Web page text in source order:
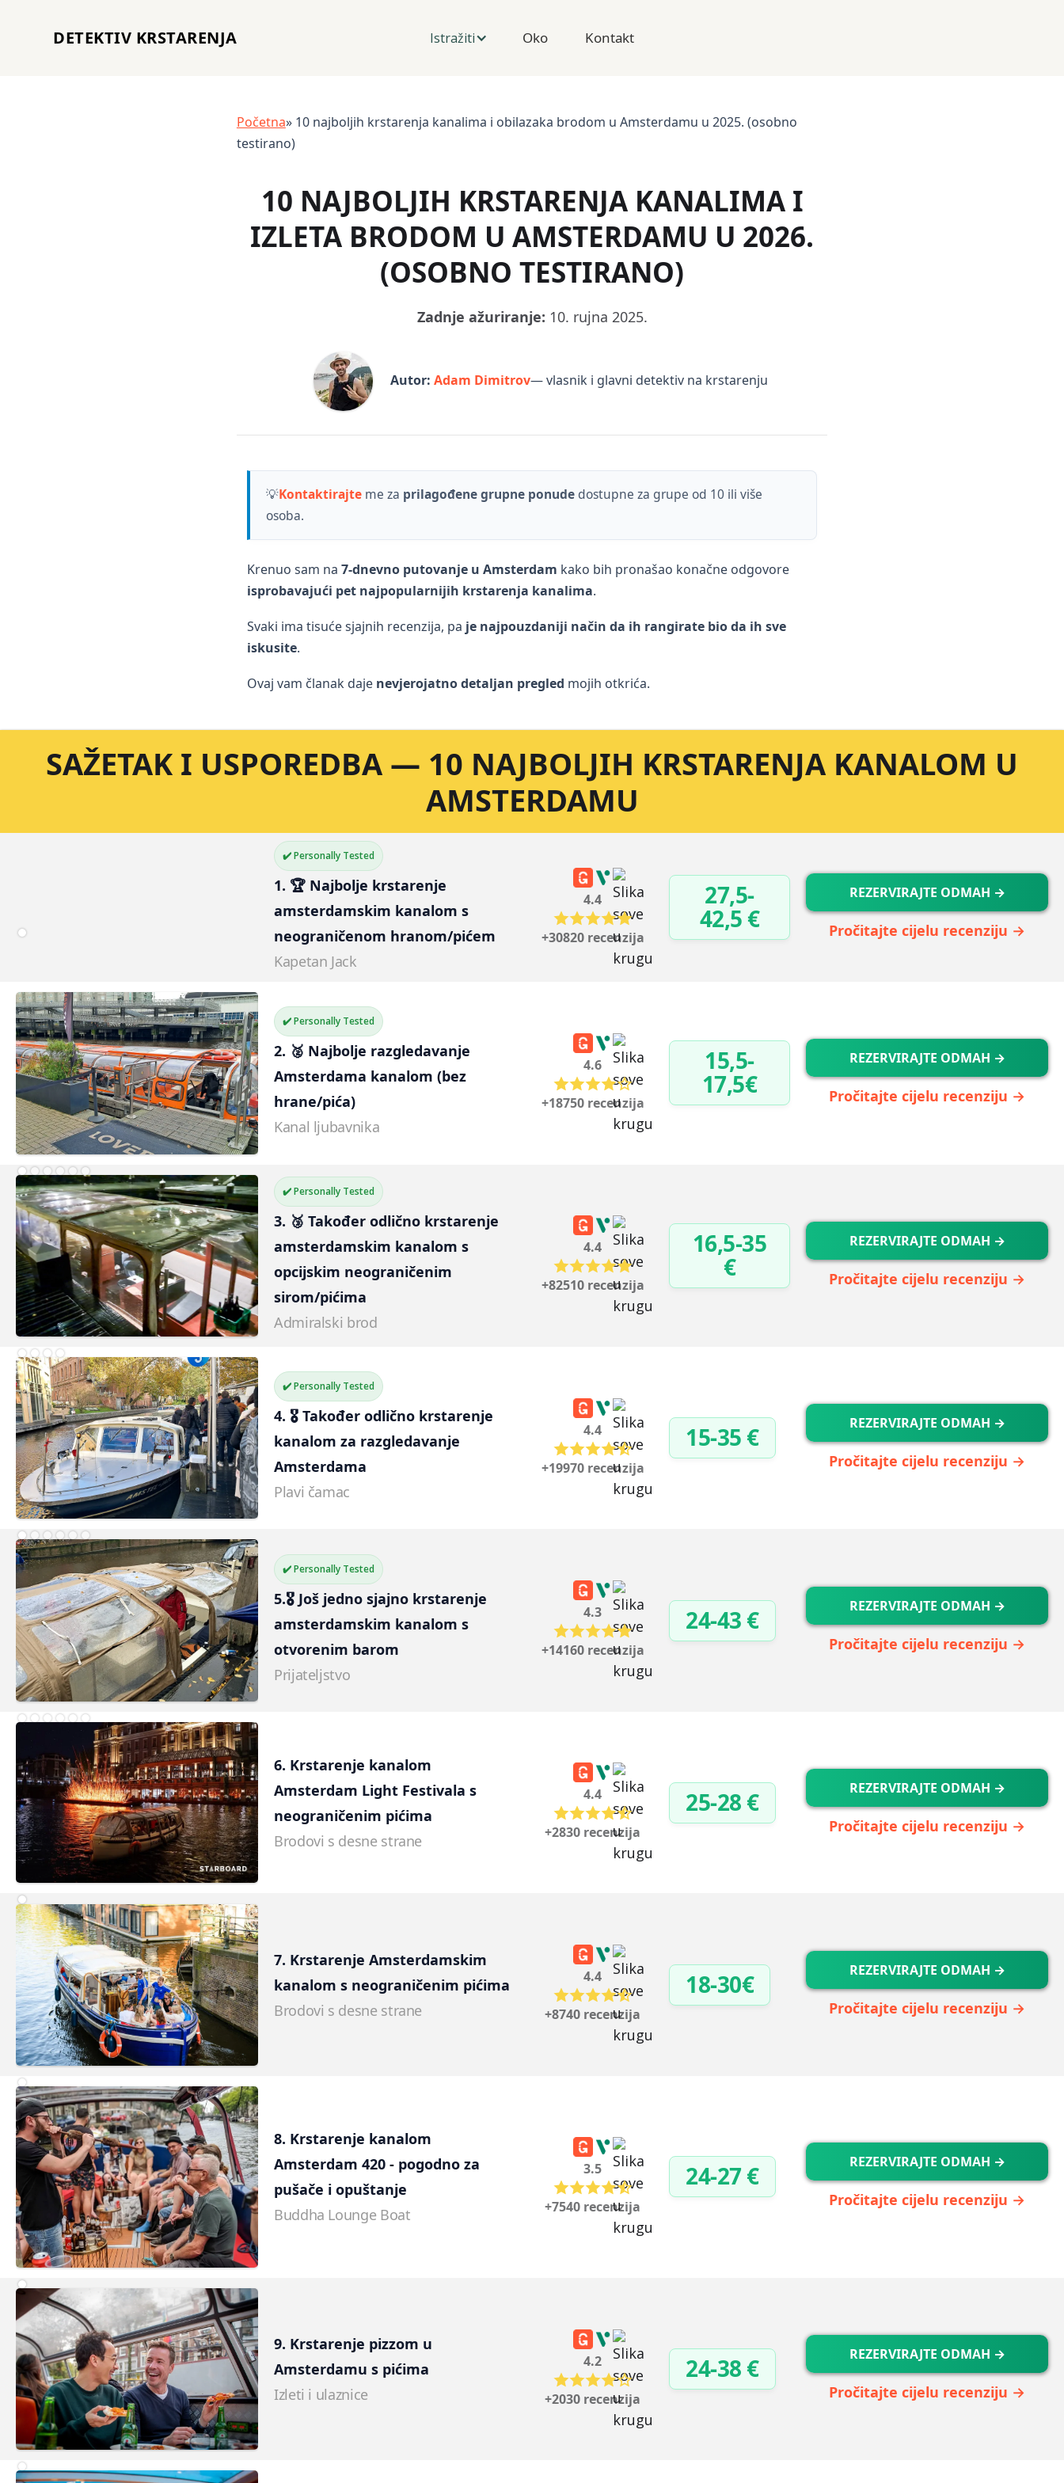
DETEKTIV KRSTARENJA Istražiti Oko Kontakt
Početna» 10 najboljih krstarenja kanalima i obilazaka brodom u Amsterdamu u 2025. (osobno
testirano)
10 NAJBOLJIH KRSTARENJA KANALIMA I
IZLETA BRODOM U AMSTERDAMU U 2026.
(OSOBNO TESTIRANO)
Zadnje ažuriranje: 10. rujna 2025.
Autor: Adam Dimitrov— vlasnik i glavni detektiv na krstarenju
💡Kontaktirajte me za prilagođene grupne ponude dostupne za grupe od 10 ili više
osoba.
Krenuo sam na7-dnevno putovanje u Amsterdam kako bih pronašao konačne odgovore
isprobavajući pet najpopularnijih krstarenja kanalima.
Svaki ima tisuće sjajnih recenzija, pa je najpouzdaniji način da ih rangirate bio da ih sve
iskusite.
Ovaj vam članak daje nevjerojatno detaljan pregled mojih otkrića.
SAŽETAK I USPOREDBA — 10 NAJBOLJIH KRSTARENJA KANALOM U
AMSTERDAMU
✔️ Personally Tested
1. 🏆 Najbolje krstarenje
amsterdamskim kanalom s
neograničenom hranom/pićem
Kapetan Jack
4.4
+30820 recenzija
27,5-
42,5 €
REZERVIRAJTE ODMAH →
Pročitajte cijelu recenziju →
✔️ Personally Tested
2. 🥈 Najbolje razgledavanje
Amsterdama kanalom (bez
hrane/pića)
Kanal ljubavnika
4.6
+18750 recenzija
15,5-
17,5€
REZERVIRAJTE ODMAH →
Pročitajte cijelu recenziju →
✔️ Personally Tested
3. 🥉 Također odlično krstarenje
amsterdamskim kanalom s
opcijskim neograničenim
sirom/pićima
Admiralski brod
4.4
+82510 recenzija
16,5-35
€
REZERVIRAJTE ODMAH →
Pročitajte cijelu recenziju →
✔️ Personally Tested
4. 🎖️ Također odlično krstarenje
kanalom za razgledavanje
Amsterdama
Plavi čamac
4.4
+19970 recenzija
15-35 € REZERVIRAJTE ODMAH →
Pročitajte cijelu recenziju →
✔️ Personally Tested
5.🎖️ Još jedno sjajno krstarenje
amsterdamskim kanalom s
otvorenim barom
Prijateljstvo
4.3
+14160 recenzija
24-43 € REZERVIRAJTE ODMAH →
Pročitajte cijelu recenziju →
6. Krstarenje kanalom
Amsterdam Light Festivala s
neograničenim pićima
Brodovi s desne strane
4.4
+2830 recenzija
25-28 € REZERVIRAJTE ODMAH →
Pročitajte cijelu recenziju →
7. Krstarenje Amsterdamskim
kanalom s neograničenim pićima
Brodovi s desne strane
4.4
+8740 recenzija
18-30€ REZERVIRAJTE ODMAH →
Pročitajte cijelu recenziju →
8. Krstarenje kanalom
Amsterdam 420 - pogodno za
pušače i opuštanje
Buddha Lounge Boat
3.5
+7540 recenzija
24-27 € REZERVIRAJTE ODMAH →
Pročitajte cijelu recenziju →
9. Krstarenje pizzom u
Amsterdamu s pićima
Izleti i ulaznice
4.2
+2030 recenzija
24-38 € REZERVIRAJTE ODMAH →
Pročitajte cijelu recenziju →